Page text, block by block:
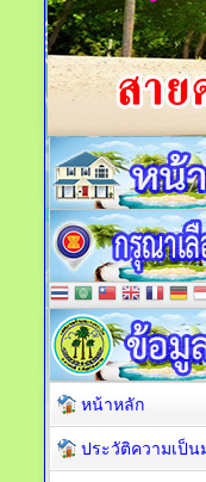
หน้าหลัก
ประวัติความเป็น